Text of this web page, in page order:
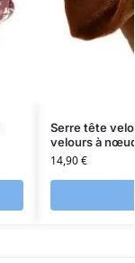
Serre tête
velours à
14,90€